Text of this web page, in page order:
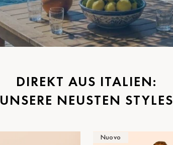
DIREKT AUS ITALIEN:
UNSERE NEUSTEN STYLES
Nuovo